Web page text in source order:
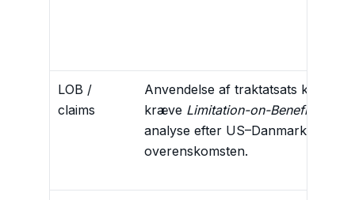
LOB /
claims
Anvendelse af traktatsats kan
kræve Limitation-on-Benefits
analyse efter US–Danmark-
overenskomsten.